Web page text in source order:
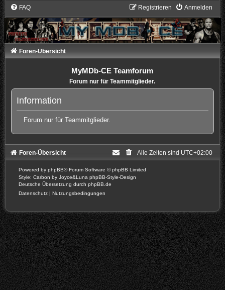
FAQ Anmelden
Registrieren
Foren-Übersicht
MyMDb-CE Teamforum
Forum nur für Teammitglieder.
Information
Forum nur für Teammitglieder.
Foren-Übersicht Alle Zeiten sind UTC+02:00
Powered by phpBB® Forum Software © phpBB Limited
Style: Carbon by Joyce&Luna phpBB-Style-Design
Deutsche Übersetzung durch phpBB.de
Datenschutz | Nutzungsbedingungen